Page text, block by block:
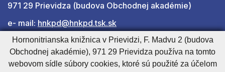
971 29 Prievidza (budova Obchodnej akadémie)
e- mail: hnkpd@hnkpd.tsk.sk
Ďalšie kontakty
Hornonitrianska knižnica v Prievidzi, F. Madvu 2 (budova
Obchodnej akadémie), 971 29 Prievidza používa na tomto
webovom sídle súbory cookies, ktoré sú použité za účelom